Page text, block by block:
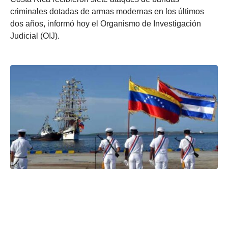
criminales dotadas de armas modernas en los últimos
dos años, informó hoy el Organismo de Investigación
Judicial (OIJ).